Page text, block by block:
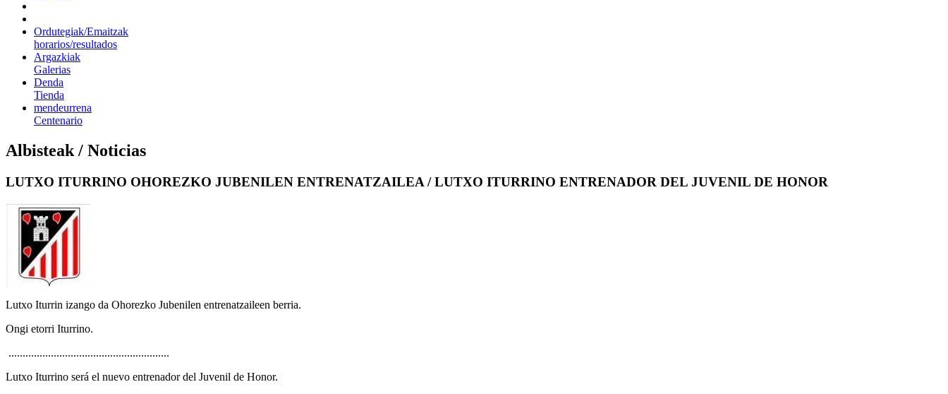
Ordutegiak/Emaitzak
horarios/resultados
Argazkiak
Galerias
Denda
Tienda
mendeurrena
Centenario
Albisteak / Noticias
LUTXO ITURRINO OHOREZKO JUBENILEN ENTRENATZAILEA / LUTXO ITURRINO ENTRENADOR DEL JUVENIL DE HONOR
Lutxo Iturrin izango da Ohorezko Jubenilen entrenatzaileen berria.
Ongi etorri Iturrino.
.........................................................
Lutxo Iturrino será el nuevo entrenador del Juvenil de Honor.